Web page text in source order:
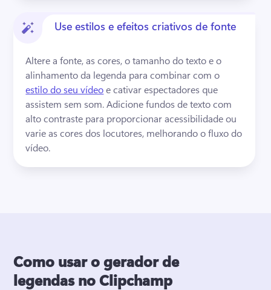
Use estilos e efeitos criativos de fonte
Altere a fonte, as cores, o tamanho do texto e o
alinhamento da legenda para combinar com o
estilo do seu vídeo e cativar espectadores que
assistem sem som. Adicione fundos de texto com
alto contraste para proporcionar acessibilidade ou
varie as cores dos locutores, melhorando o fluxo do
vídeo.
Como usar o gerador de
legendas no Clipchamp